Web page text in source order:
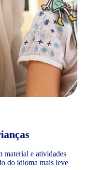
material e atividades
do idioma mais leve